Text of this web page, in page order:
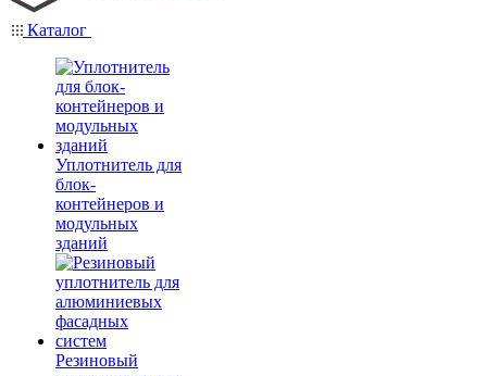
Каталог
Уплотнитель для
блок-
контейнеров и
модульных
зданий
Резиновый